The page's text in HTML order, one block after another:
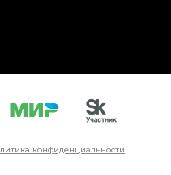
конфиденциальности